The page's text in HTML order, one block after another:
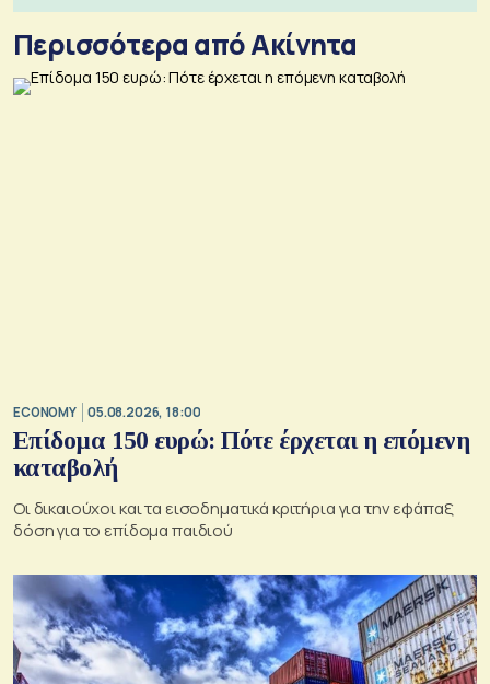
Περισσότερα από Ακίνητα
ECONOMY 05.08.2026, 18:00
Επίδομα 150 ευρώ: Πότε έρχεται η επόμενη
καταβολή
Οι δικαιούχοι και τα εισοδηματικά κριτήρια για την εφάπαξ
δόση για το επίδομα παιδιού